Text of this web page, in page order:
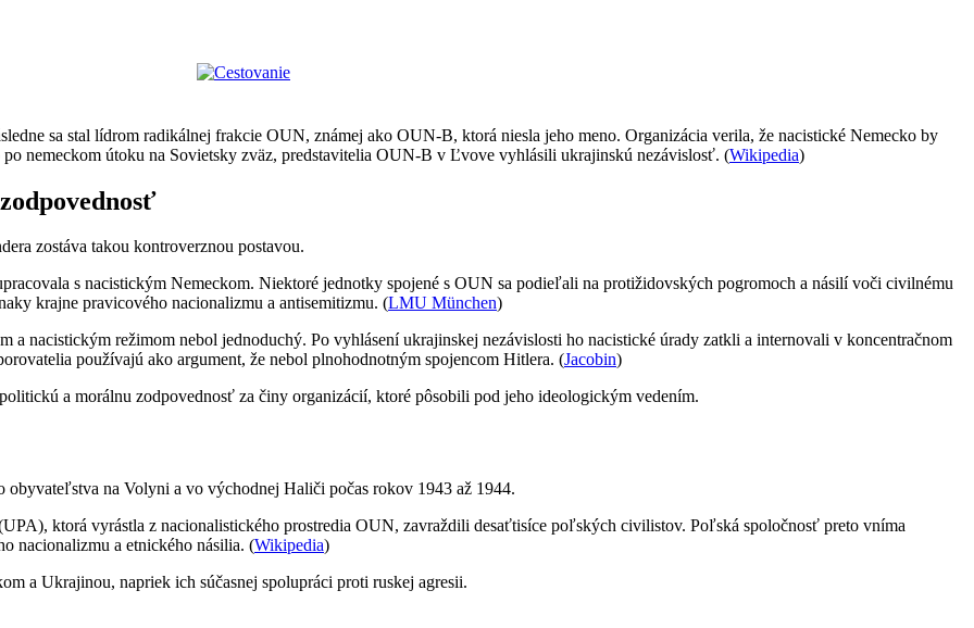
sa stal lídrom radikálnej frakcie OUN, známej ako OUN-B, ktorá niesla jeho meno. Organizácia verila, že nacistické Nemecko by
nemeckom útoku na Sovietsky zväz, predstavitelia OUN-B v Ľvove vyhlásili ukrajinskú nezávislosť. (Wikipedia)
zostáva takou kontroverznou postavou.
s nacistickým Nemeckom. Niektoré jednotky spojené s OUN sa podieľali na protižidovských pogromoch a násilí voči civilnému
krajne pravicového nacionalizmu a antisemitizmu. (LMU München)
a nacistickým režimom nebol jednoduchý. Po vyhlásení ukrajinskej nezávislosti ho nacistické úrady zatkli a internovali v koncentračnom
používajú ako argument, že nebol plnohodnotným spojencom Hitlera. (Jacobin)
a morálnu zodpovednosť za činy organizácií, ktoré pôsobili pod jeho ideologickým vedením.
na Volyni a vo východnej Haliči počas rokov 1943 až 1944.
ktorá vyrástla z nacionalistického prostredia OUN, zavraždili desaťtisíce poľských civilistov. Poľská spoločnosť preto vníma
nacionalizmu a etnického násilia. (Wikipedia)
a Ukrajinou, napriek ich súčasnej spolupráci proti ruskej agresii.